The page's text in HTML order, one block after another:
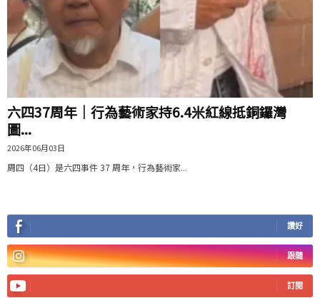
六四37周年｜行為藝術家持6.4米紅線抵銅鑼灣
圖...
2026年06月03日
周四（4日）是六四事件 37 周年，行為藝術家...
讚好
跟隨
訂閱